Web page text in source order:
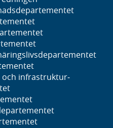
och infrastruktur­